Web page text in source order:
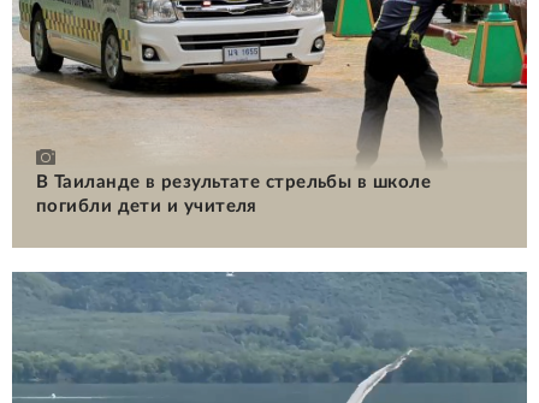
В Таиланде в результате стрельбы в школе
погибли дети и учителя